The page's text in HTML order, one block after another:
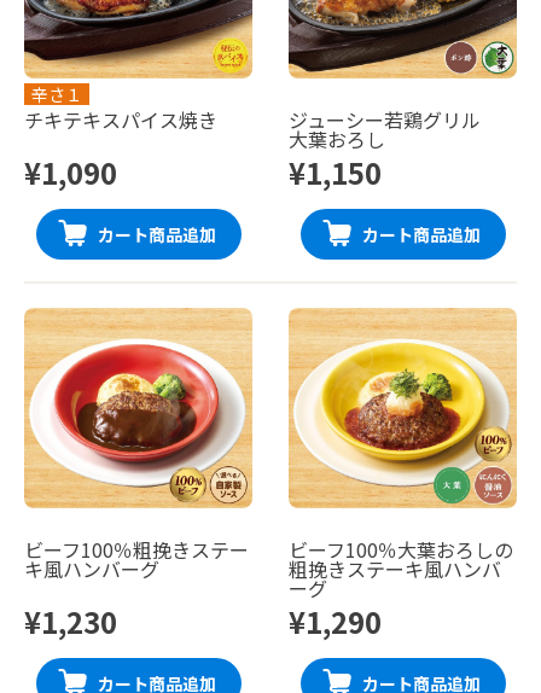
辛さ１
チキテキスパイス焼き
¥1,090
カート商品追加
ジューシー若鶏グリル
大葉おろし
¥1,150
カート商品追加
ビーフ100％粗挽きステー
キ風ハンバーグ
¥1,230
カート商品追加
ビーフ100％大葉おろしの
粗挽きステーキ風ハンバ
ーグ
¥1,290
カート商品追加